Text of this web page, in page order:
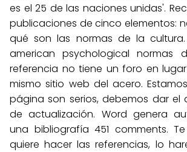
es el 25 de las naciones unidas'.
publicaciones de cinco elementos:
qué son las normas de la
american psychological normas
referencia no tiene un foro en
mismo sitio web del acero.
página son serios, debemos dar el
de actualización. Word genera
una bibliografía 451 comments.
quiere hacer las referencias, lo